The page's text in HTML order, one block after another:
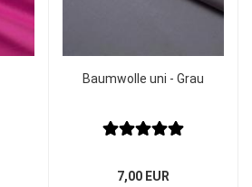
Baumwolle uni - Grau
7,00 EUR